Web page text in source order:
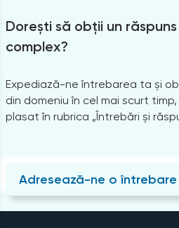
Dorești să obții un
complex?
Expediază-ne întrebarea ta și
din domeniu în cel mai scurt
plasat în rubrica „Întrebări și
Adresează-ne o întrebare